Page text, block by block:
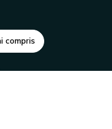
compris